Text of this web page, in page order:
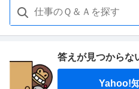
答えが見つからな
Yahoo!